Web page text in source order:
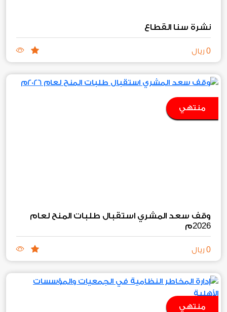
نشرة سنا القطاع
0 ريال
منتهي
وقف سعد المشري استقبال طلبات المنح لعام
2026م
0 ريال
منتهي